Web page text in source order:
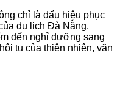
chỉ là dấu hiệu phục
du lịch Đà Nẵng.
đến nghỉ dưỡng sang
tụ của thiên nhiên, văn